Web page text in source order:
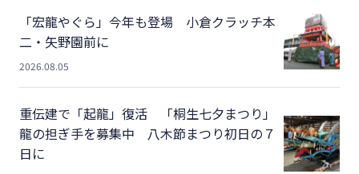
「宏龍やぐら」今年も登場 小倉クラッチ本
二・矢野園前に
2026.08.05
重伝建で「起龍」復活 「桐生七夕まつり」
龍の担ぎ手を募集中 八木節まつり初日の７
日に